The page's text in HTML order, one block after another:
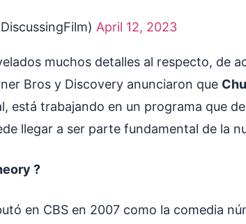
April 12, 2023
muchos detalles al respecto, de
Bros y Discovery anunciaron que
está trabajando en un programa que
llegar a ser parte fundamental de la
?
en CBS en 2007 como la comedia